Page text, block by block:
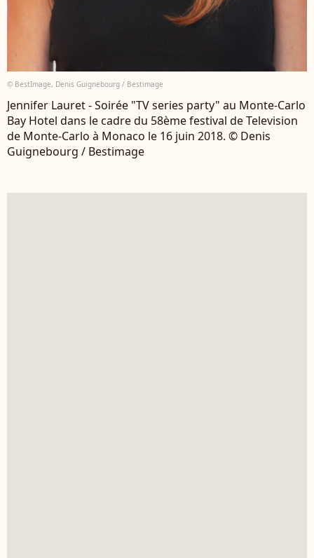
© BestImage, Denis Guignebourg / Bestimage
Jennifer Lauret - Soirée "TV series party" au Monte-Carlo
Bay Hotel dans le cadre du 58ème festival de Television
de Monte-Carlo à Monaco le 16 juin 2018. © Denis
Guignebourg / Bestimage